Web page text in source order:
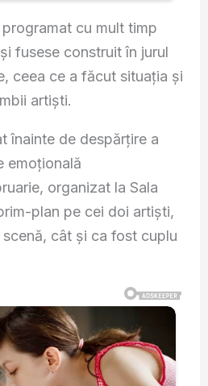
cu mult timp
fusese construit în jurul
ceea ce a făcut situația și
artiști.
înainte de despărțire a
emoțională
organizat la Sala
plan pe cei doi artiști,
cât și ca fost cuplu